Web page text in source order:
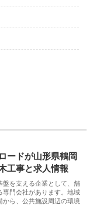
ードが山形県鶴岡
工事と求人情報
盤を支える企業として、舗
専門会社があります。地域
ら、公共施設周辺の環境